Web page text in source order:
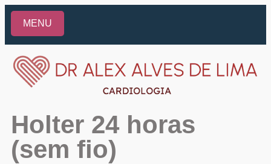
MENU
Holter 24 horas
(sem fio)